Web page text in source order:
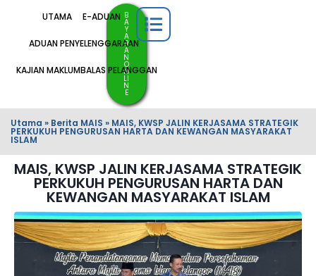
UTAMA E-ADUAN
ADUAN PENYELENGGARAAN
KAJIAN MAKLUMBALAS PELANGGAN
B
A
Y
A
R
A
N
O
N
LI
N
E
Utama » Berita MAIS » MAIS, KWSP JALIN KERJASAMA STRATEGIK
PERKUKUH PENGURUSAN HARTA DAN KEWANGAN MASYARAKAT
ISLAM
MAIS, KWSP JALIN KERJASAMA STRATEGIK
PERKUKUH PENGURUSAN HARTA DAN
KEWANGAN MASYARAKAT ISLAM